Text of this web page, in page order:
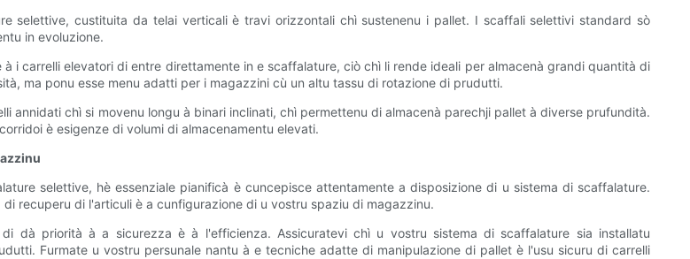
selettive, custituita da telai verticali è travi orizzontali chì sustenenu i pallet. I scaffali selettivi standard sò
in evoluzione.
carrelli elevatori di entre direttamente in e scaffalature, ciò chì li rende ideali per almacenà grandi quantità di
ma ponu esse menu adatti per i magazzini cù un altu tassu di rotazione di prudutti.
chì si movenu longu à binari inclinati, chì permettenu di almacenà parechji pallet à diverse prufundità.
è esigenze di volumi di almacenamentu elevati.
selettive, hè essenziale pianificà è cuncepisce attentamente a disposizione di u sistema di scaffalature.
recuperu di l'articuli è a cunfigurazione di u vostru spaziu di magazzinu.
dà priorità à a sicurezza è à l'efficienza. Assicuratevi chì u vostru sistema di scaffalature sia installatu
Furmate u vostru persunale nantu à e tecniche adatte di manipulazione di pallet è l'usu sicuru di carrelli